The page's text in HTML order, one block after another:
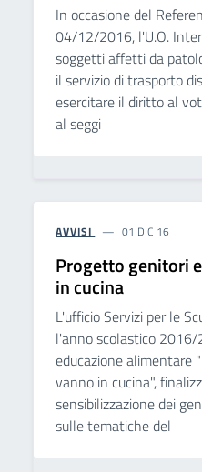
In occasione del
04/12/2016, l'U.O.
soggetti affetti da
il servizio di trasporto
esercitare il diritto al
al seggi
AVVISI 01 DIC 16
Progetto genitori
in cucina
L'ufficio Servizi per le
l'anno scolastico
educazione alimentare
vanno in cucina",
sensibilizzazione dei
sulle tematiche del